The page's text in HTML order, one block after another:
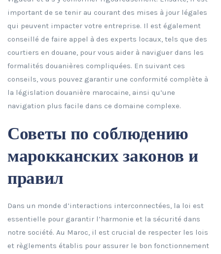
important de se tenir au courant des mises à jour légales
qui peuvent impacter votre entreprise. Il est également
conseillé de faire appel à des experts locaux, tels que des
courtiers en douane, pour vous aider à naviguer dans les
formalités douanières compliquées. En suivant ces
conseils, vous pouvez garantir une conformité complète à
la législation douanière marocaine, ainsi qu’une
navigation plus facile dans ce domaine complexe.
Советы по соблюдению
марокканских законов и
правил
Dans un monde d’interactions interconnectées, la loi est
essentielle pour garantir l’harmonie et la sécurité dans
notre société. Au Maroc, il est crucial de respecter les lois
et règlements établis pour assurer le bon fonctionnement